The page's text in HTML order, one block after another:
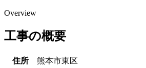
Overview
工事の概要
住所
熊本市東区